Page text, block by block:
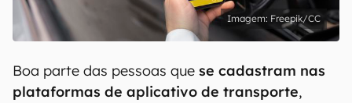
Freepik/CC
Boa parte das pessoas que se cadastram nas
plataformas de aplicativo de transporte,